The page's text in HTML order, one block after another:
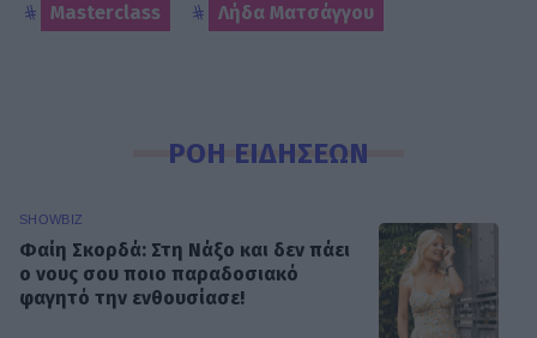
Masterclass Λήδα Ματσάγγου
ΡΟΗ ΕΙΔΗΣΕΩΝ
SHOWBIZ
Φαίη Σκορδά: Στη Νάξο και δεν πάει
ο νους σου ποιο παραδοσιακό
φαγητό την ενθουσίασε!